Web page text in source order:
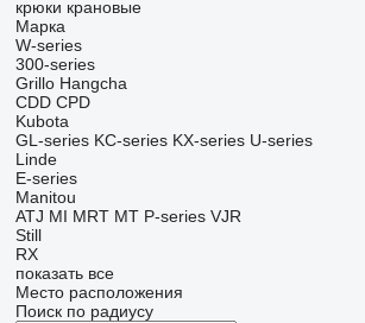
крюки крановые
Марка
W-series
300-series
Grillo Hangcha
CDD CPD
Kubota
GL-series KC-series KX-series U-series
Linde
E-series
Manitou
ATJ MI MRT MT P-series VJR
Still
RX
показать все
Место расположения
Поиск по радиусу